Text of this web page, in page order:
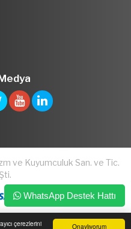
Onaylıyorum
çerezlerini
ve Kuyumculuk San. ve Tic.
WhatsApp Destek Hattı